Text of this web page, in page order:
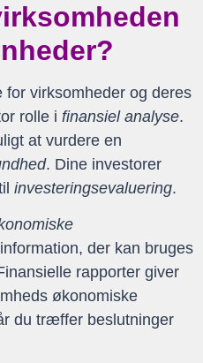
virksomheder og deres
rolle i finansiel analyse.
at vurdere en
. Dine investorer
investeringsevaluering.
der kan bruges
rapporter giver
økonomiske
du træffer beslutninger